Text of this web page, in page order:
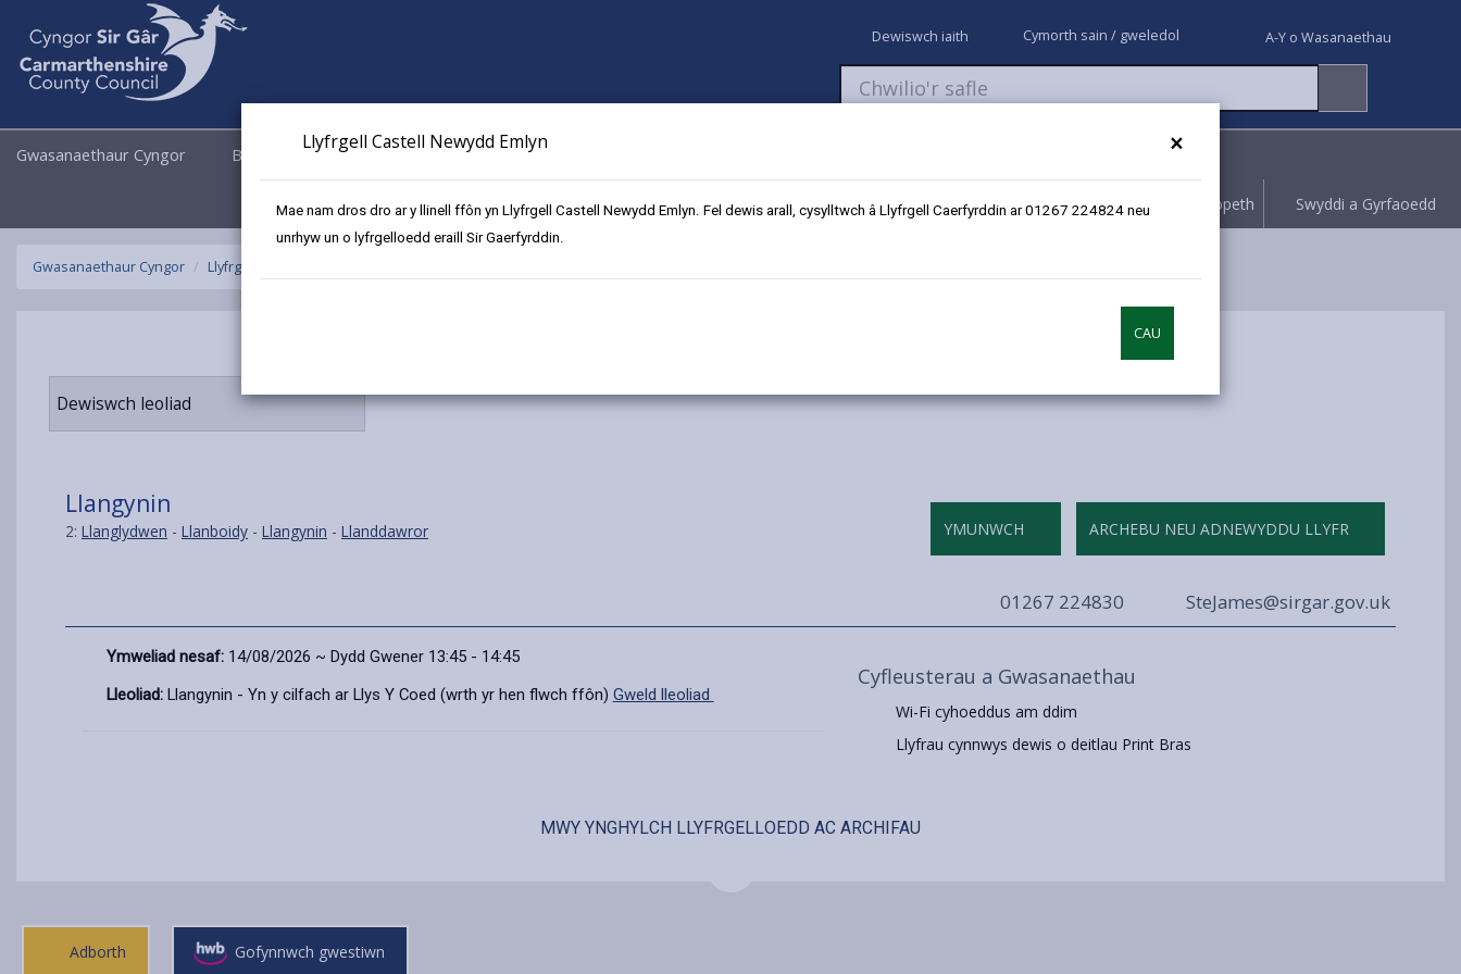
×
Llyfrgell Castell Newydd Emlyn
Mae nam dros dro ar y llinell ffôn yn Llyfrgell Castell Newydd Emlyn. Fel dewis arall, cysylltwch â Llyfrgell Caerfyrddin ar 01267 224824 neu
unrhyw un o lyfrgelloedd eraill Sir Gaerfyrddin.
CAU
Dewiswch iaith Cymorth sain / gweledol A-Y o Wasanaethau
Gwasanaethaur Cyngor Busnes Cyngor a Democratiaeth
Fy Nghyfrifon Talu Cyflwyno cais Rhoi gwybod Hawliwch bopeth Swyddi a Gyrfaoedd
Gwasanaethaur Cyngor Llyfrgelloedd ac Archifau
Dewiswch leoliad
Llangynin
2: Llanglydwen - Llanboidy - Llangynin - Llanddawror YMUNWCH ARCHEBU NEU ADNEWYDDU LLYFR
01267 224830 SteJames@sirgar.gov.uk
Ymweliad nesaf: 14/08/2026 ~ Dydd Gwener 13:45 - 14:45
Lleoliad: Llangynin - Yn y cilfach ar Llys Y Coed (wrth yr hen flwch ffôn) Gweld lleoliad
Cyfleusterau a Gwasanaethau
Wi-Fi cyhoeddus am ddim
Llyfrau cynnwys dewis o deitlau Print Bras
MWY YNGHYLCH LLYFRGELLOEDD AC ARCHIFAU
Adborth Gofynnwch gwestiwn